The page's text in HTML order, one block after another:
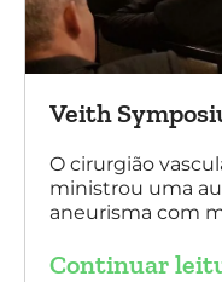
Veith
O cirurgião
ministrou uma
aneurisma com
Continuar